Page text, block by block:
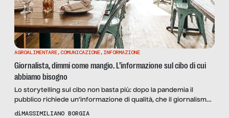
AGROALIMENTARE,COMUNICAZIONE, INFORMAZIONE
Giornalista, dimmi come mangio. L’informazione sul cibo di cui
abbiamo bisogno
Lo storytelling sul cibo non basta più: dopo la pandemia il
pubblico richiede un’informazione di qualità, che il giornalismo
di settore ancora fatica a dare.
diMASSIMILIANO BORGIA